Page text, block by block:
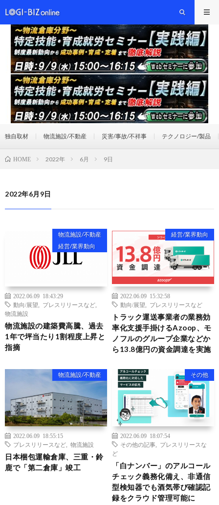
独自取材 物流施設/不動産 災害/事故/不祥事 テクノロジー/製品
HOME 2022年 6月 9日
2022年6月9日
物流施設/不動産
経営/業界動向
2022.06.09 18:43:29
動向/展望
プレスリリースなど
物流施設
物流施設の建築費高騰、過去
1年で坪当たり1割程度上昇と
指摘
経営/業界動向
2022.06.09 15:32:58
動向/展望
プレスリリースなど
トラック運送事業者の業務効
率化支援手掛けるAzoop、モ
ノフルのグループ企業などか
ら13.8億円の資金調達を実施
物流施設/不動産
2022.06.09 18:55:15
プレスリリースなど
物流施設
日本梱包運輸倉庫、三重・鈴
鹿で「第二倉庫」竣工
その他
2022.06.09 18:07:54
その他の記事
プレスリリースな
ど
「白ナンバー」のアルコール
チェック義務化備え、非通信
型検知器でも酒気帯び確認記
録をクラウド管理可能に